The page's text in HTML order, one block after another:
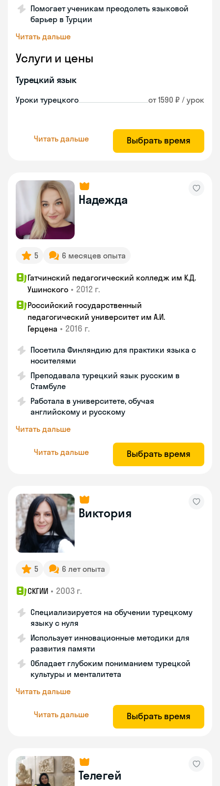
Помогает ученикам преодолеть языковой
барьер в Турции
Читать дальше
Услуги и цены
Турецкий язык
Уроки турецкого от 1590 ₽ / урок
Читать дальше Выбрать время
Надежда
5 6 месяцев опыта
Гатчинский педагогический колледж им К.Д.
Ушинского • 2012 г.
Российский государственный
педагогический университет им А.И.
Герцена • 2016 г.
Посетила Финляндию для практики языка с
носителями
Преподавала турецкий язык русским в
Стамбуле
Работала в университете, обучая
английскому и русскому
Читать дальше
Читать дальше Выбрать время
Виктория
5 6 лет опыта
СКГИИ • 2003 г.
Специализируется на обучении турецкому
языку с нуля
Использует инновационные методики для
развития памяти
Обладает глубоким пониманием турецкой
культуры и менталитета
Читать дальше
Читать дальше Выбрать время
Телегей